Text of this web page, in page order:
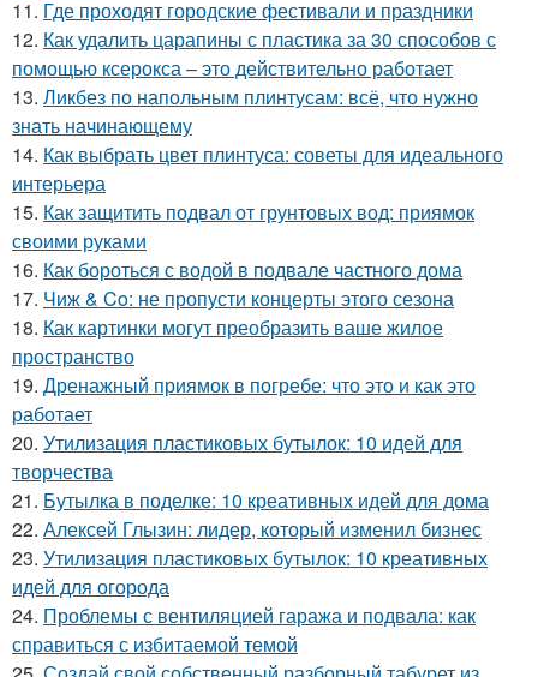
11. Где проходят городские фестивали и праздники
12. Как удалить царапины с пластика за 30 способов с
помощью ксерокса – это действительно работает
13. Ликбез по напольным плинтусам: всё, что нужно
знать начинающему
14. Как выбрать цвет плинтуса: советы для идеального
интерьера
15. Как защитить подвал от грунтовых вод: приямок
своими руками
16. Как бороться с водой в подвале частного дома
17. Чиж & Co: не пропусти концерты этого сезона
18. Как картинки могут преобразить ваше жилое
пространство
19. Дренажный приямок в погребе: что это и как это
работает
20. Утилизация пластиковых бутылок: 10 идей для
творчества
21. Бутылка в поделке: 10 креативных идей для дома
22. Алексей Глызин: лидер, который изменил бизнес
23. Утилизация пластиковых бутылок: 10 креативных
идей для огорода
24. Проблемы с вентиляцией гаража и подвала: как
справиться с избитаемой темой